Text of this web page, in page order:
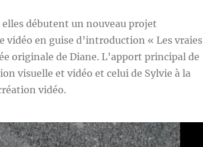
débutent un nouveau projet
en guise d’introduction « Les vraies
originale de Diane. L’apport principal de
visuelle et vidéo et celui de Sylvie à la
vidéo.